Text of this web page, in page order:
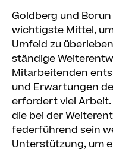
Goldberg und
wichtigste Mittel,
Umfeld zu
ständige
Mitarbeitenden
und Erwartungen
erfordert viel
die bei der
federführend sein
Unterstützung, um